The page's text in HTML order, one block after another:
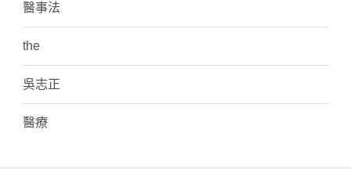
醫事法
the
吳志正
醫療